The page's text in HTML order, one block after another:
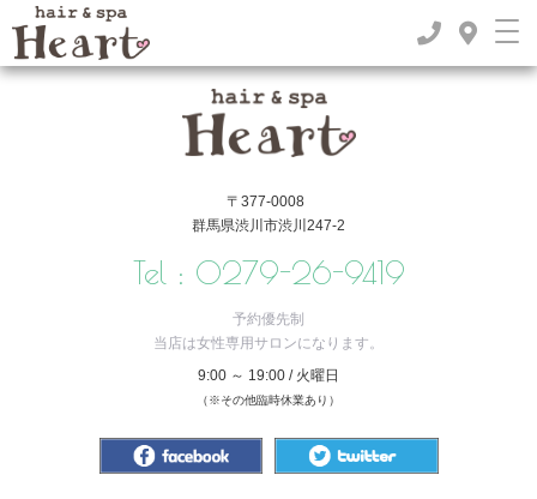
2022年 > 1月
〒377-0008
群馬県渋川市渋川247-2
Tel : 0279-26-9419
予約優先制
当店は女性専用サロンになります。
9:00 ～ 19:00 / 火曜日
（※その他臨時休業あり）